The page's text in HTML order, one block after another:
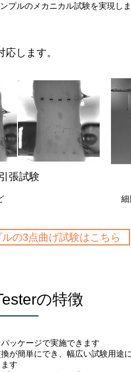
プルのメカニカル試験を実現しま
します。
張試験
細
の3点曲げ試験はこちら
の特徴
ッケージで実施できます
が簡単にでき、幅広い試験用途
す